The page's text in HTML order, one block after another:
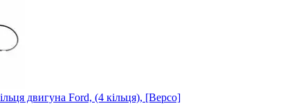
двигуна Ford, (4 кільця), [Bepco]